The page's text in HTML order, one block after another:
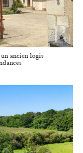
ancien logis